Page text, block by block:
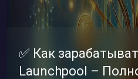
✅ Как
Launchpool –